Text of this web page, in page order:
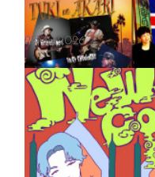
25Mar2026